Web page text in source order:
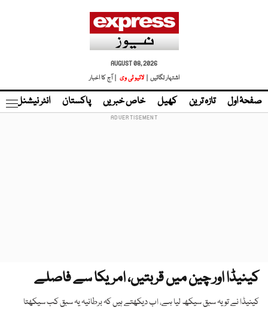
AUGUST 08, 2026
اشتہار لگائیں |
لائیو ٹی وی | آج کا اخبار
صفحۂ اول تازہ ترین کھیل خاص خبریں پاکستان انٹر نیشنل
کینیڈا اور چین میں قربتیں، امریکا سے فاصلے
کینیڈا نے تو یہ سبق سیکھ لیا ہے، اب دیکھتے ہیں کہ برطانیہ یہ سبق کب سیکھتا